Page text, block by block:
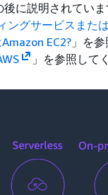
に説明されてい
ングサービスまた
EC2? 」を
」を参照して